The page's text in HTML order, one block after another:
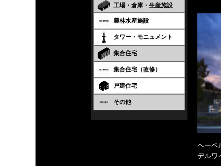
工場・倉庫・生産施設
農林水産施設
タワー・モニュメント
集合住宅
集合住宅（改修）
戸建住宅
その他
ヘーベ
デルワ